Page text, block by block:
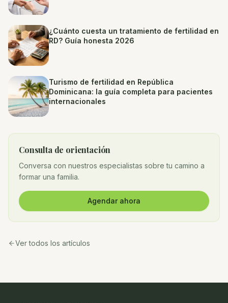
¿Cuánto cuesta un tratamiento de fertilidad en
RD? Guía honesta 2026
Turismo de fertilidad en República
Dominicana: la guía completa para pacientes
internacionales
Consulta de orientación
Conversa con nuestros especialistas sobre tu camino a
formar una familia.
Agendar ahora
Ver todos los artículos